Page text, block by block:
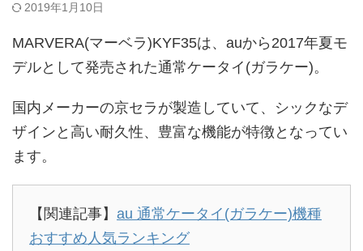
2019年1月10日
MARVERA(マーベラ)KYF35は、auから2017年夏モ
デルとして発売された通常ケータイ(ガラケー)。
国内メーカーの京セラが製造していて、シックなデ
ザインと高い耐久性、豊富な機能が特徴となってい
ます。
【関連記事】 au 通常ケータイ(ガラケー)機種
おすすめ人気ランキング